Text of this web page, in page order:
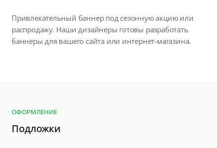
Привлекательный баннер под сезонную акцию или
распродажу. Наши дизайнеры готовы разработать
баннеры для вашего сайта или интернет-магазина.
ОФОРМЛЕНИЕ
Подложки